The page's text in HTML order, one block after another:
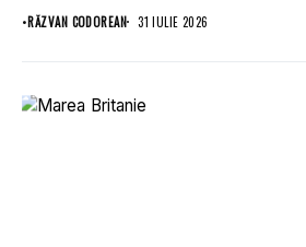
•RĂZVAN CODOREAN 31 IULIE 2026